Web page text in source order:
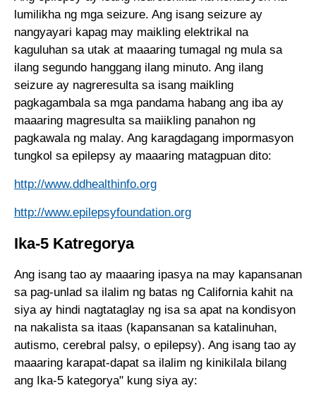
lumilikha ng mga seizure. Ang isang seizure ay
nangyayari kapag may maikling elektrikal na
kaguluhan sa utak at maaaring tumagal ng mula sa
ilang segundo hanggang ilang minuto. Ang ilang
seizure ay nagreresulta sa isang maikling
pagkagambala sa mga pandama habang ang iba ay
maaaring magresulta sa maiikling panahon ng
pagkawala ng malay. Ang karagdagang impormasyon
tungkol sa epilepsy ay maaaring matagpuan dito:
http://www.ddhealthinfo.org
http://www.epilepsyfoundation.org
Ika-5 Katregorya
Ang isang tao ay maaaring ipasya na may kapansanan
sa pag-unlad sa ilalim ng batas ng California kahit na
siya ay hindi nagtataglay ng isa sa apat na kondisyon
na nakalista sa itaas (kapansanan sa katalinuhan,
autismo, cerebral palsy, o epilepsy). Ang isang tao ay
maaaring karapat-dapat sa ilalim ng kinikilala bilang
ang Ika-5 kategorya" kung siya ay: